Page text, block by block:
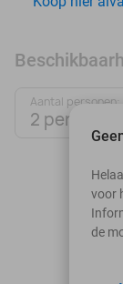
Aantal personen:
2 personen
Mavoor
de